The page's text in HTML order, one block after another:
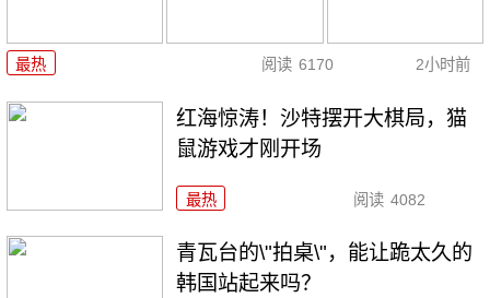
最热 阅读 6170 2小时前
红海惊涛！沙特摆开大棋局，猫
鼠游戏才刚开场
最热 阅读 4082
青瓦台的\"拍桌\"，能让跪太久的
韩国站起来吗？